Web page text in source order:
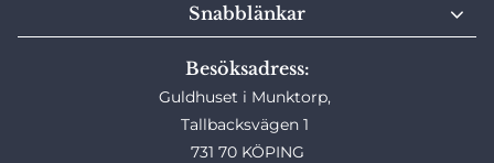
Besöksadress:
Guldhuset i Munktorp,
Tallbacksvägen 1
731 70 KÖPING
Snabblänkar